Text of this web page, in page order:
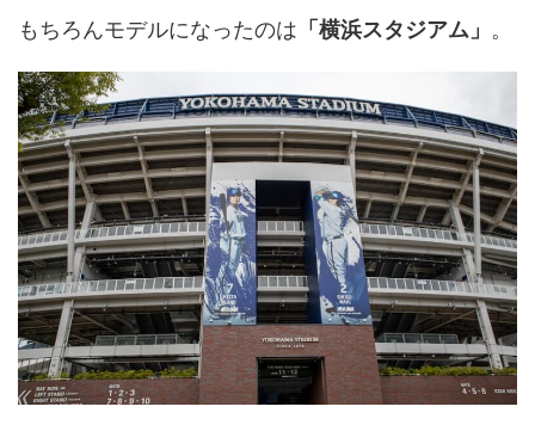
もちろんモデルになったのは 「横浜スタジアム」 。